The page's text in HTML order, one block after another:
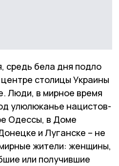
средь бела дня подло
столицы Украины
Люди, в мирное время
улюлюканье нацистов-
Одессы, в Доме
и Луганске – не
жители: женщины,
или получившие